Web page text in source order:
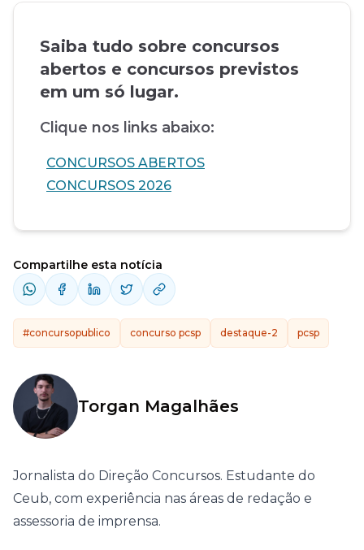
Saiba tudo sobre concursos
abertos e concursos previstos
em um só lugar.
Clique nos links abaixo:
CONCURSOS ABERTOS
CONCURSOS 2026
Compartilhe esta notícia
#concursopublico concurso pcsp destaque-2 pcsp
Torgan Magalhães
Jornalista do Direção Concursos. Estudante do
Ceub, com experiência nas áreas de redação e
assessoria de imprensa.